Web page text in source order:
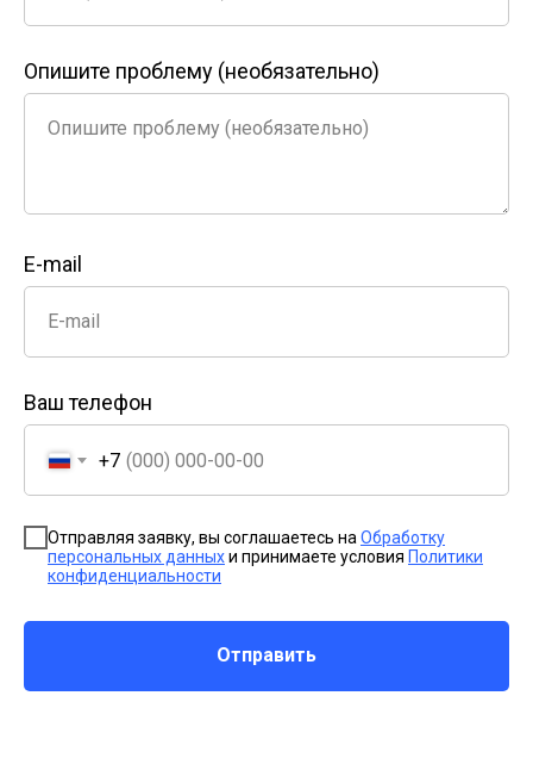
Опишите проблему (необязательно)
Опишите проблему (необязательно)
E-mail
E-mail
Ваш телефон
+7
Отправляя заявку, вы соглашаетесь на Обработку
персональных данныхи принимаете условия Политики
конфиденциальности
Отправить